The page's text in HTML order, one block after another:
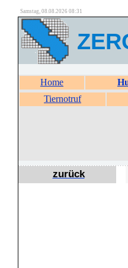
Samstag, 08.08.2026 08:31
Home
Tiernotruf
zurück